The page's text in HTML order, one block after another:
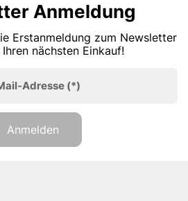
Anmeldung
Erstanmeldung zum Newsletter
nächsten Einkauf!
Adresse (*)
Anmelden